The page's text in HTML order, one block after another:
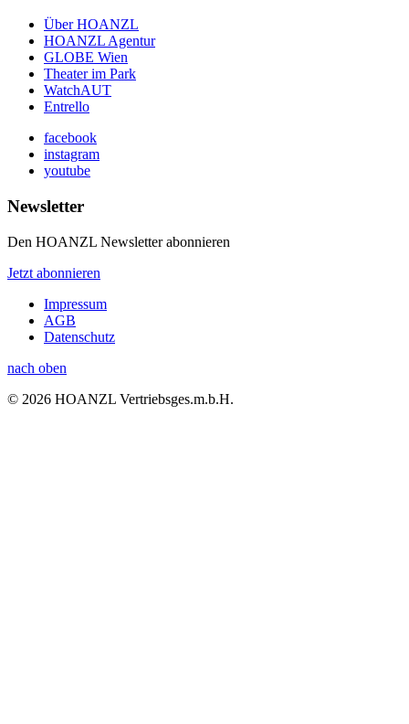
Über HOANZL
HOANZL Agentur
GLOBE Wien
Theater im Park
WatchAUT
Entrello
facebook
instagram
youtube
Newsletter
Den HOANZL Newsletter abonnieren
Jetzt abonnieren
Impressum
AGB
Datenschutz
nach oben
© 2026 HOANZL Vertriebsges.m.b.H.